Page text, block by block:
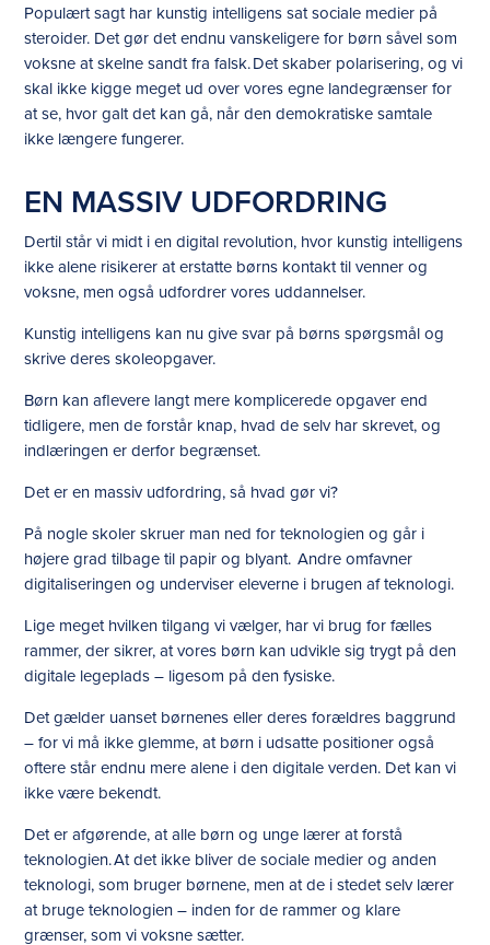
Populært sagt har kunstig intelligens sat sociale medier på
steroider. Det gør det endnu vanskeligere for børn såvel som
voksne at skelne sandt fra falsk. Det skaber polarisering, og vi
skal ikke kigge meget ud over vores egne landegrænser for
at se, hvor galt det kan gå, når den demokratiske samtale
ikke længere fungerer.
EN MASSIV UDFORDRING
Dertil står vi midt i en digital revolution, hvor kunstig intelligens
ikke alene risikerer at erstatte børns kontakt til venner og
voksne, men også udfordrer vores uddannelser.
Kunstig intelligens kan nu give svar på børns spørgsmål og
skrive deres skoleopgaver.
Børn kan aflevere langt mere komplicerede opgaver end
tidligere, men de forstår knap, hvad de selv har skrevet, og
indlæringen er derfor begrænset.
Det er en massiv udfordring, så hvad gør vi?
På nogle skoler skruer man ned for teknologien og går i
højere grad tilbage til papir og blyant. Andre omfavner
digitaliseringen og underviser eleverne i brugen af teknologi.
Lige meget hvilken tilgang vi vælger, har vi brug for fælles
rammer, der sikrer, at vores børn kan udvikle sig trygt på den
digitale legeplads – ligesom på den fysiske.
Det gælder uanset børnenes eller deres forældres baggrund
– for vi må ikke glemme, at børn i udsatte positioner også
oftere står endnu mere alene i den digitale verden. Det kan vi
ikke være bekendt.
Det er afgørende, at alle børn og unge lærer at forstå
teknologien. At det ikke bliver de sociale medier og anden
teknologi, som bruger børnene, men at de i stedet selv lærer
at bruge teknologien – inden for de rammer og klare
grænser, som vi voksne sætter.